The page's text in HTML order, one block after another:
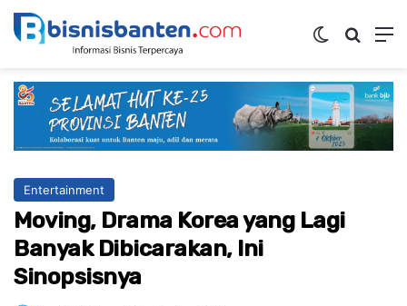
Switch skin
Entertainment
Moving, Drama Korea yang Lagi
Banyak Dibicarakan, Ini
Sinopsisnya